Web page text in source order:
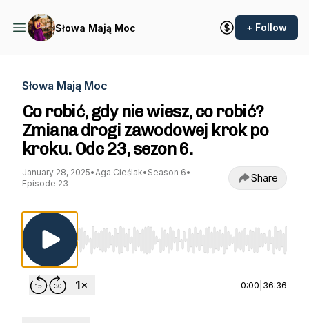
Słowa Mają Moc + Follow
Słowa Mają Moc
Co robić, gdy nie wiesz, co robić?
Zmiana drogi zawodowej krok po
kroku. Odc 23, sezon 6.
January 28, 2025•Aga Cieślak• Season 6•
Episode 23
Share
Use Left/Right to seek, Home/End to jump
0:00 36:36